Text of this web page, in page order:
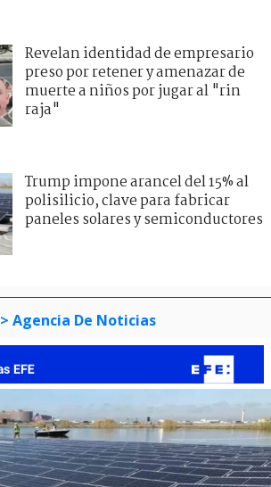
Revelan identidad de empresario
preso por retener y amenazar de
muerte a niños por jugar al "rin
raja"
Trump impone arancel del 15% al
polisilicio, clave para fabricar
paneles solares y semiconductores
> Agencia De Noticias